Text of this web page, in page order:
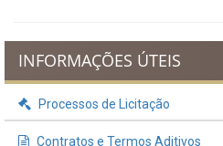
INFORMAÇÕES ÚTEIS
Processos de Licitação
Contratos e Termos Aditivos